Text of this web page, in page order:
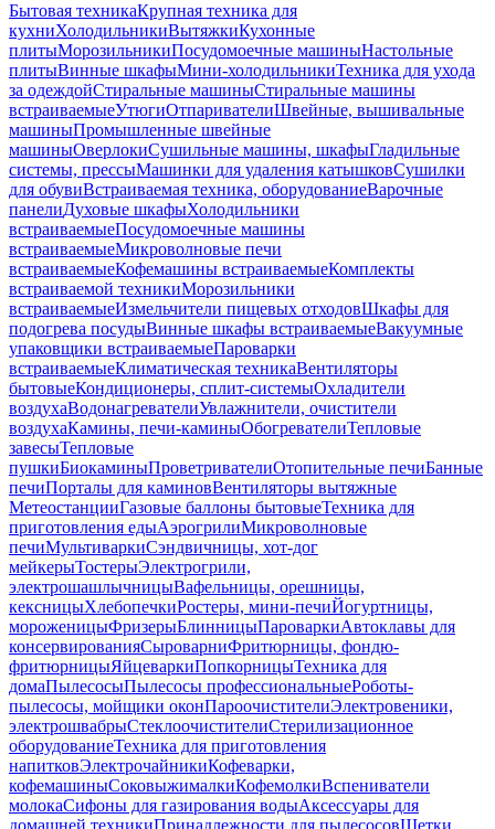
Бытовая техникаКрупная техника для
кухниХолодильникиВытяжкиКухонные
плитыМорозильникиПосудомоечные машиныНастольные
плитыВинные шкафыМини-холодильникиТехника для ухода
за одеждойСтиральные машиныСтиральные машины
встраиваемыеУтюгиОтпаривателиШвейные, вышивальные
машиныПромышленные швейные
машиныОверлокиСушильные машины, шкафыГладильные
системы, прессыМашинки для удаления катышковСушилки
для обувиВстраиваемая техника, оборудованиеВарочные
панелиДуховые шкафыХолодильники
встраиваемыеПосудомоечные машины
встраиваемыеМикроволновые печи
встраиваемыеКофемашины встраиваемыеКомплекты
встраиваемой техникиМорозильники
встраиваемыеИзмельчители пищевых отходовШкафы для
подогрева посудыВинные шкафы встраиваемыеВакуумные
упаковщики встраиваемыеПароварки
встраиваемыеКлиматическая техникаВентиляторы
бытовыеКондиционеры, сплит-системыОхладители
воздухаВодонагревателиУвлажнители, очистители
воздухаКамины, печи-каминыОбогревателиТепловые
завесыТепловые
пушкиБиокаминыПроветривателиОтопительные печиБанные
печиПорталы для каминовВентиляторы вытяжные
МетеостанцииГазовые баллоны бытовыеТехника для
приготовления едыАэрогрилиМикроволновые
печиМультиваркиСэндвичницы, хот-дог
мейкерыТостерыЭлектрогрили,
электрошашлычницыВафельницы, орешницы,
кексницыХлебопечкиРостеры, мини-печиЙогуртницы,
мороженицыФризерыБлинницыПароваркиАвтоклавы для
консервированияСыроварниФритюрницы, фондю-
фритюрницыЯйцеваркиПопкорницыТехника для
домаПылесосыПылесосы профессиональныеРоботы-
пылесосы, мойщики оконПароочистителиЭлектровеники,
электрошвабрыСтеклоочистителиСтерилизационное
оборудованиеТехника для приготовления
напитковЭлектрочайникиКофеварки,
кофемашиныСоковыжималкиКофемолкиВспениватели
молокаСифоны для газирования водыАксессуары для
домашней техникиПринадлежности для пылесосовЩетки,